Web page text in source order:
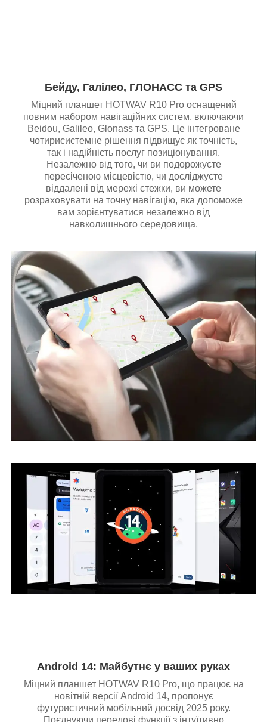
Бейду, Галілео, ГЛОНАСС та GPS
Міцний планшет HOTWAV R10 Pro оснащений
повним набором навігаційних систем, включаючи
Beidou, Galileo, Glonass та GPS. Це інтегроване
чотирисистемне рішення підвищує як точність,
так і надійність послуг позиціонування.
Незалежно від того, чи ви подорожуєте
пересіченою місцевістю, чи досліджуєте
віддалені від мережі стежки, ви можете
розраховувати на точну навігацію, яка допоможе
вам зорієнтуватися незалежно від
навколишнього середовища.
Android 14: Майбутнє у ваших руках
Міцний планшет HOTWAV R10 Pro, що працює на
новітній версії Android 14, пропонує
футуристичний мобільний досвід 2025 року.
Поєднуючи передові функції з інтуїтивно